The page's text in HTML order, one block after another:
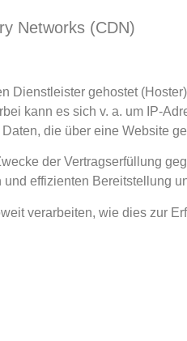
Networks (CDN)
Dienstleister gehostet
kann es sich v. a. um IP-
die über eine Website
der Vertragserfüllung
effizienten Bereitstellung
verarbeiten, wie dies zur